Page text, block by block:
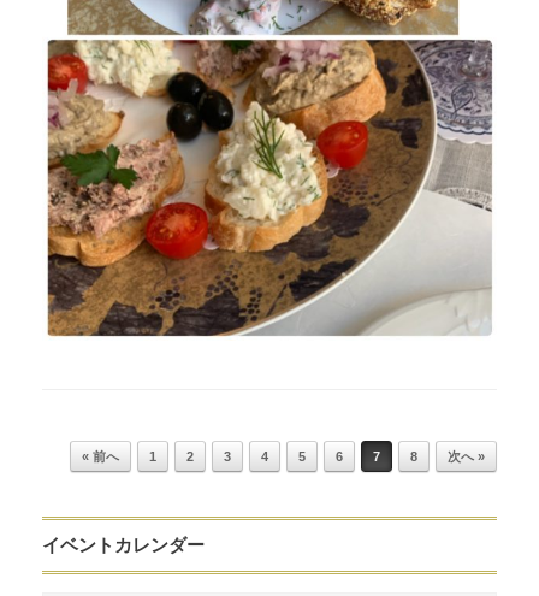
Post navigation
« 前へ 1 2 3 4 5 6 7 8 次へ »
イベントカレンダー